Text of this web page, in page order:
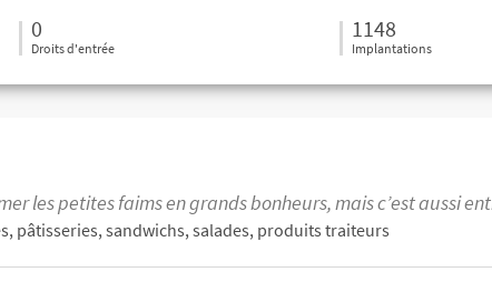
0
Droits d'entrée
1148
Implantations
les petites faims en grands bonheurs, mais c’est aussi
pâtisseries, sandwichs, salades, produits traiteurs